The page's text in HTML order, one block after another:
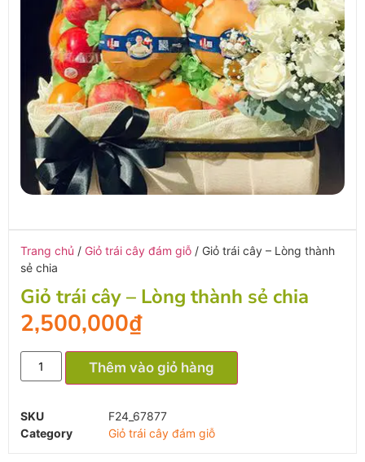
Trang chủ / Giỏ trái cây đám giỗ / Giỏ trái cây – Lòng thành
sẻ chia
Giỏ trái cây – Lòng thành sẻ chia
2,500,000₫
Thêm vào giỏ hàng
SKU
F24_67877
Category
Giỏ trái cây đám giỗ